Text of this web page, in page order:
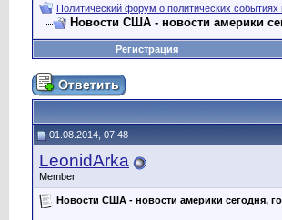
Политический форум о политических
Новости США - новости америки
Регистрация
01.08.2014, 07:48
LeonidArka
Member
Новости США - новости америки сегодня,